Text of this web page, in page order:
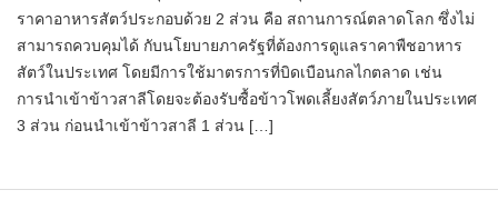
ราคาอาหารสัตว์ประกอบด้วย 2 ส่วน คือ สถานการณ์ตลาดโลก ซึ่งไม่
สามารถควบคุมได้ กับนโยบายภาครัฐที่ต้องการดูแลราคาพืชอาหาร
สัตว์ในประเทศ โดยมีการใช้มาตรการที่บิดเบือนกลไกตลาด เช่น
การนำเข้าข้าวสาลีโดยจะต้องรับซื้อข้าวโพดเลี้ยงสัตว์ภายในประเทศ
3 ส่วน ก่อนนำเข้าข้าวสาลี 1 ส่วน […]